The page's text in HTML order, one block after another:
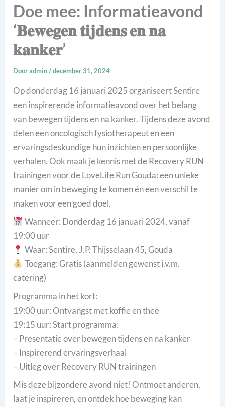
Doe mee: Informatieavond
‘𝐁𝐞𝐰𝐞𝐠𝐞𝐧 𝐭𝐢𝐣𝐝𝐞𝐧𝐬 𝐞𝐧 𝐧𝐚
𝐤𝐚𝐧𝐤𝐞𝐫’
Dooradmin/december 31, 2024
Op donderdag 16 januari 2025 organiseert Sentire
een inspirerende informatieavond over het belang
van bewegen tijdens en na kanker. Tijdens deze avond
delen een oncologisch fysiotherapeut en een
ervaringsdeskundige hun inzichten en persoonlijke
verhalen. Ook maak je kennis met de Recovery RUN
trainingen voor de LoveLife Run Gouda: een unieke
manier om in beweging te komen én een verschil te
maken voor een goed doel.
Wanneer: Donderdag 16 januari 2024, vanaf
19:00 uur
Waar: Sentire, J.P. Thijsselaan 45, Gouda
Toegang: Gratis (aanmelden gewenst i.v.m.
catering)
Programma in het kort:
19:00 uur: Ontvangst met koffie en thee
19:15 uur: Start programma:
– Presentatie over bewegen tijdens en na kanker
– Inspirerend ervaringsverhaal
– Uitleg over Recovery RUN trainingen
Mis deze bijzondere avond niet! Ontmoet anderen,
laat je inspireren, en ontdek hoe beweging kan